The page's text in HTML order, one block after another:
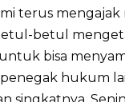
terus mengajak
betul
bisa
hukum